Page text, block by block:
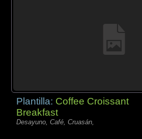
Plantilla: Coffee Croissant
Breakfast
Desayuno, Café, Cruasán,